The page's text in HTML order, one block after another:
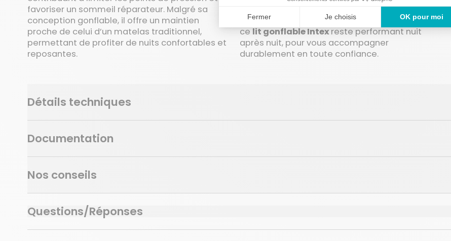
favoriser un sommeil réparateur. Malgré sa
conception gonflable, il offre un maintien
proche de celui d’un matelas traditionnel,
permettant de profiter de nuits confortables et
reposantes.
sereine. Adapté aussi bien à un usage
occasionnel qu’à des utilisations plus régulières,
ce lit gonflable Intexreste performant nuit
après nuit, pour vous accompagner
durablement en toute confiance.
Détails techniques
Documentation
Nos conseils
Questions/Réponses